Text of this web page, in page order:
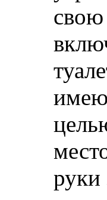
свою
руки